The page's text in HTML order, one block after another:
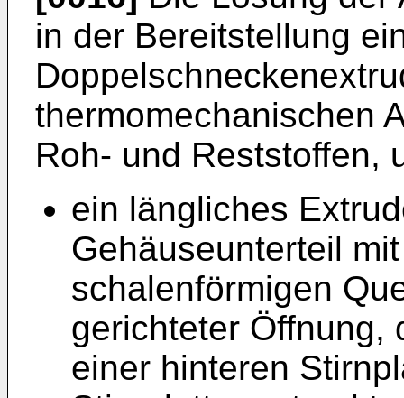
in der Bereitstellung
thermomechanischen
Roh- und Reststoffen,
ein längliches
Gehäuseunterteil
schalenförmigen
gerichteter Öffnung,
einer hinteren